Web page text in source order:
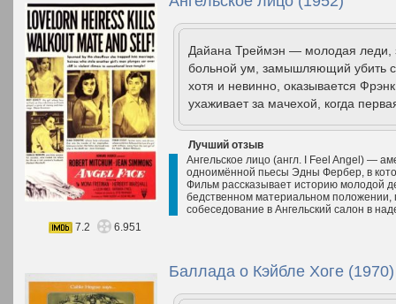
Дайана Треймэн — молодая леди,
больной ум, замышляющий убить
хотя и невинно, оказывается
ухаживает за мачехой, когда
Лучший отзыв
Ангельское лицо (англ. I Feel Angel) —
одноимённой пьесы Эдны Фербер, в
Фильм рассказывает историю молодой
бедственном материальном положении,
собеседование в Ангельский салон в
7.2
6.951
Баллада о Кэйбле Хоге (1970)